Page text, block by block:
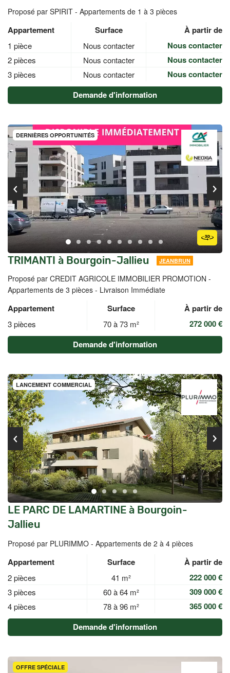
Proposé par SPIRIT - Appartements de 1 à 3 pièces
Appartement Surface À partir de
1 pièce Nous contacter Nous contacter
2 pièces Nous contacter Nous contacter
3 pièces Nous contacter
Nous contacter
Demande d'information
DERNIÈRES OPPORTUNITÉS
TRIMANTI à Bourgoin-Jallieu JEANBRUN
Proposé par CREDIT AGRICOLE IMMOBILIER PROMOTION -
Appartements de 3 pièces - Livraison Immédiate
Appartement Surface À partir de
3 pièces 70 à 73 m²
272 000 €
Demande d'information
LANCEMENT COMMERCIAL
LE PARC DE LAMARTINE à Bourgoin-
Jallieu
Proposé par PLURIMMO - Appartements de 2 à 4 pièces
Appartement Surface À partir de
2 pièces 41 m² 222 000 €
3 pièces 60 à 64 m² 309 000 €
4 pièces 78 à 96 m²
365 000 €
Demande d'information
OFFRE SPÉCIALE